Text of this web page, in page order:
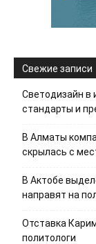
Свежие записи
Светодизайн в
стандарты и
В Алматы
скрылась с
В Актобе
направят на
Отставка
политологи